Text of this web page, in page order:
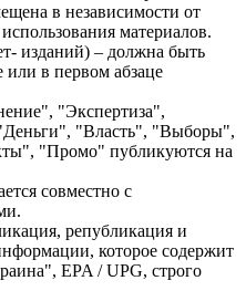
в независимости от
материалов.
изданий) – должна быть
или в первом абзаце
"Экспертиза",
"Власть", "Выборы",
"Промо" публикуются на
совместно с
републикация и
которое содержит
EPA / UPG, строго